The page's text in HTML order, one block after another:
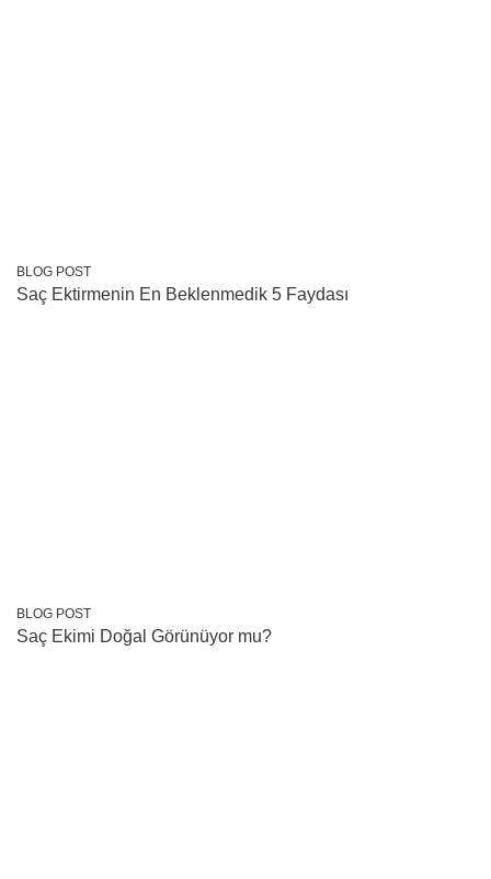
BLOG POST
Saç Ektirmenin En Beklenmedik 5 Faydası
BLOG POST
Saç Ekimi Doğal Görünüyor mu?